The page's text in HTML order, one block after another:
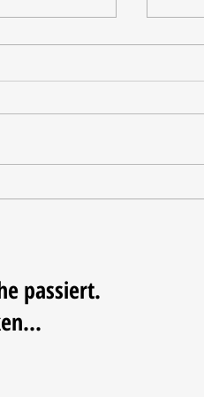
Mehrwert:
passiert.